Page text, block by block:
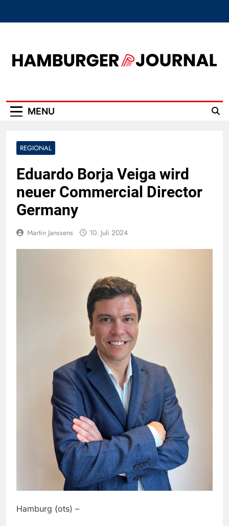
MENU
REGIONAL
Eduardo Borja Veiga wird
neuer Commercial Director
Germany
Martin Janssens 10. Juli 2024
Hamburg (ots) –